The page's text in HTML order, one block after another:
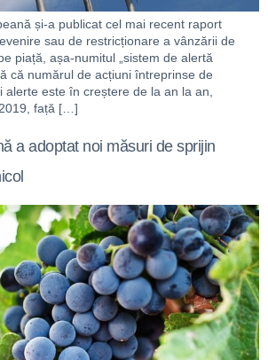
și-a publicat cel mai recent raport
sau de restricționare a vânzării de
piață, așa-numitul „sistem de alertă
că numărul de acțiuni întreprinse de
este în creștere de la an la an,
față […]
a adoptat noi măsuri de sprijin